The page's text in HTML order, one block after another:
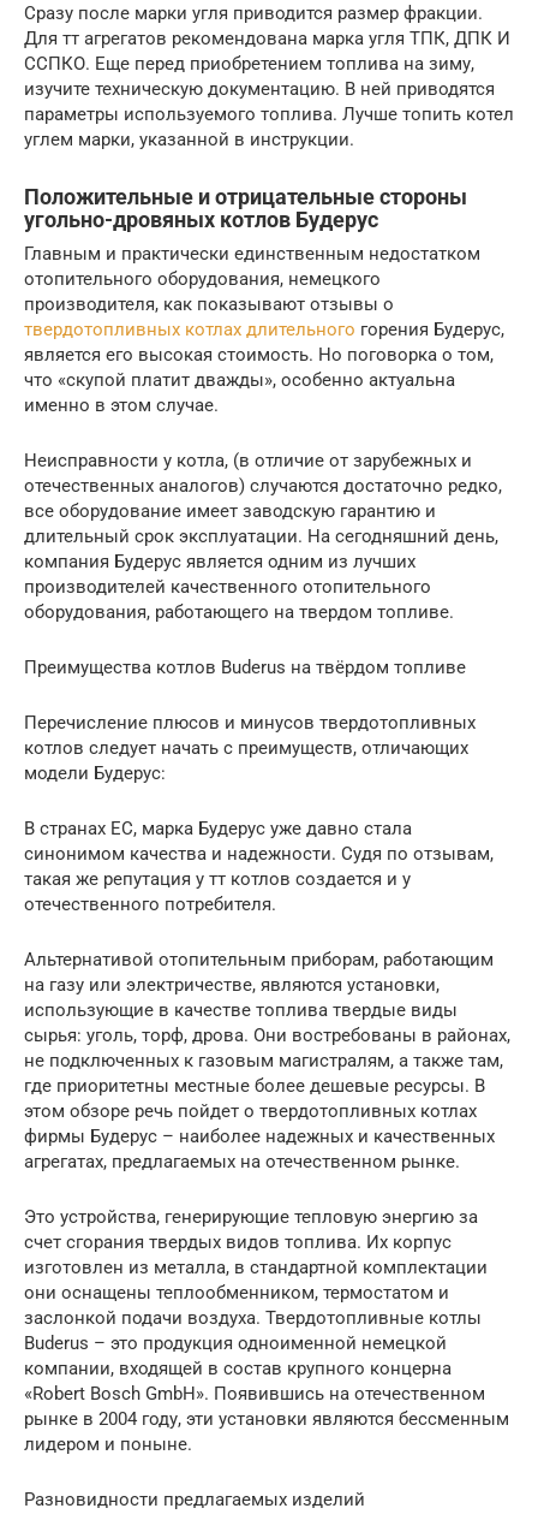
Сразу после марки угля приводится размер фракции.
Для тт агрегатов рекомендована марка угля ТПК, ДПК И
ССПКО. Еще перед приобретением топлива на зиму,
изучите техническую документацию. В ней приводятся
параметры используемого топлива. Лучше топить котел
углем марки, указанной в инструкции.
Положительные и отрицательные стороны
угольно-дровяных котлов Будерус
Главным и практически единственным недостатком
отопительного оборудования, немецкого
производителя, как показывают отзывы о
твердотопливных котлах длительного горения Будерус,
является его высокая стоимость. Но поговорка о том,
что «скупой платит дважды», особенно актуальна
именно в этом случае.
Неисправности у котла, (в отличие от зарубежных и
отечественных аналогов) случаются достаточно редко,
все оборудование имеет заводскую гарантию и
длительный срок эксплуатации. На сегодняшний день,
компания Будерус является одним из лучших
производителей качественного отопительного
оборудования, работающего на твердом топливе.
Преимущества котлов Buderus на твёрдом топливе
Перечисление плюсов и минусов твердотопливных
котлов следует начать с преимуществ, отличающих
модели Будерус:
В странах ЕС, марка Будерус уже давно стала
синонимом качества и надежности. Судя по отзывам,
такая же репутация у тт котлов создается и у
отечественного потребителя.
Альтернативой отопительным приборам, работающим
на газу или электричестве, являются установки,
использующие в качестве топлива твердые виды
сырья: уголь, торф, дрова. Они востребованы в районах,
не подключенных к газовым магистралям, а также там,
где приоритетны местные более дешевые ресурсы. В
этом обзоре речь пойдет о твердотопливных котлах
фирмы Будерус – наиболее надежных и качественных
агрегатах, предлагаемых на отечественном рынке.
Это устройства, генерирующие тепловую энергию за
счет сгорания твердых видов топлива. Их корпус
изготовлен из металла, в стандартной комплектации
они оснащены теплообменником, термостатом и
заслонкой подачи воздуха. Твердотопливные котлы
Buderus – это продукция одноименной немецкой
компании, входящей в состав крупного концерна
«Robert Bosch GmbH». Появившись на отечественном
рынке в 2004 году, эти установки являются бессменным
лидером и поныне.
Разновидности предлагаемых изделий